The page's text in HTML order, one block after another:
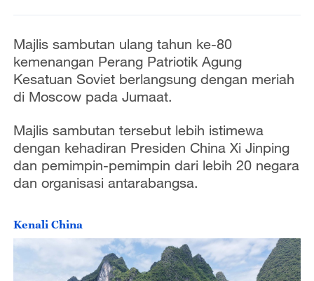
Majlis sambutan ulang tahun ke-80
kemenangan Perang Patriotik Agung
Kesatuan Soviet berlangsung dengan meriah
di Moscow pada Jumaat.
Majlis sambutan tersebut lebih istimewa
dengan kehadiran Presiden China Xi Jinping
dan pemimpin-pemimpin dari lebih 20 negara
dan organisasi antarabangsa.
Kenali China